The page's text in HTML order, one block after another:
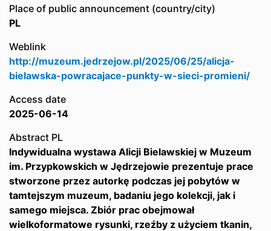
Place of public announcement (country/city)
PL
Weblink
http://muzeum.jedrzejow.pl/2025/06/25/alicja-
bielawska-powracajace-punkty-w-sieci-promieni/
Access date
2025-06-14
Abstract PL
Indywidualna wystawa Alicji Bielawskiej w Muzeum
im. Przypkowskich w Jędrzejowie prezentuje prace
stworzone przez autorkę podczas jej pobytów w
tamtejszym muzeum, badaniu jego kolekcji, jak i
samego miejsca. Zbiór prac obejmował
wielkoformatowe rysunki, rzeźby z użyciem tkanin,